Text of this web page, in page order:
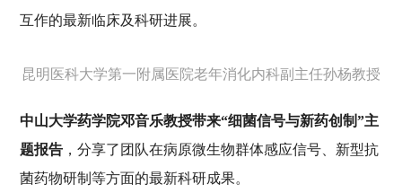
互作的最新临床及科研进展。
昆明医科大学第一附属医院老年消化内科副主任孙杨教授
中山大学药学院邓音乐教授带来“细菌信号与新药创制”主
题报告，分享了团队在病原微生物群体感应信号、新型抗
菌药物研制等方面的最新科研成果。